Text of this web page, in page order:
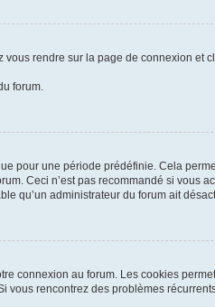
rendre sur la page de connexion et
forum.
pour une période prédéfinie. Cela
Ceci n’est pas recommandé si vous
qu’un administrateur du forum ait
connexion au forum. Les cookies
rencontrez des problèmes